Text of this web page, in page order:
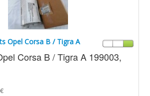
Opel Corsa B / Tigra A
Corsa B / Tigra A 199003,